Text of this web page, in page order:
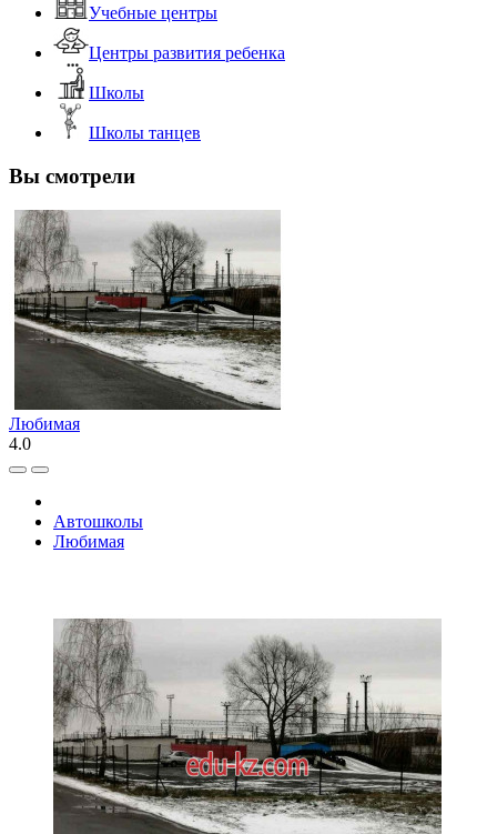
Учебные центры
Центры развития ребенка
Школы
Школы танцев
Вы смотрели
Любимая
4.0
Автошколы
Любимая